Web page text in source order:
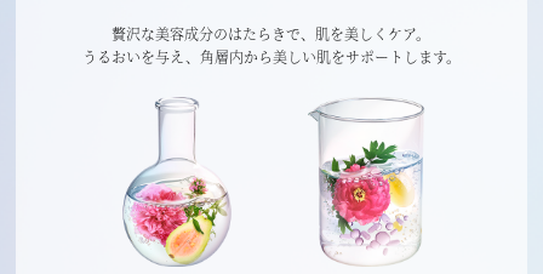
贅沢な美容成分のはたらきで、肌を美しくケア。
うるおいを与え、角層内から美しい肌をサポートします。